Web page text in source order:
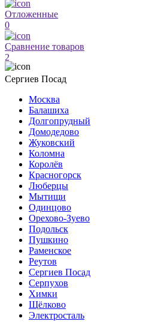
Отложенные
0
Сравнение товаров
2
Сергиев Посад
Москва
Балашиха
Долгопрудный
Домодедово
Жуковский
Коломна
Королёв
Красногорск
Люберцы
Мытищи
Одинцово
Орехово-Зуево
Подольск
Пушкино
Раменское
Реутов
Сергиев Посад
Серпухов
Химки
Щёлково
Электросталь